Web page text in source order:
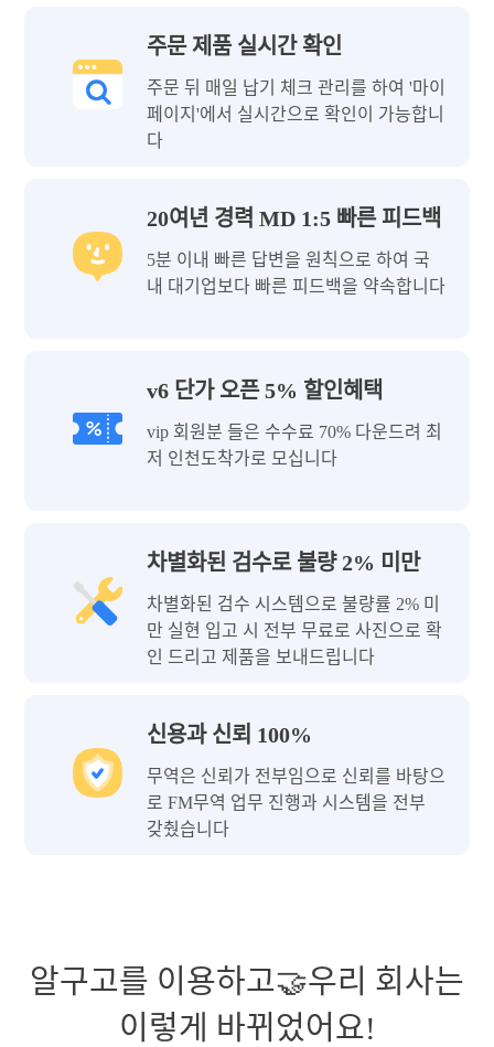
주문 제품 실시간 확인
주문 뒤 매일 납기 체크 관리를 하여 '마이
페이지'에서 실시간으로 확인이 가능합니
다
20여년 경력 MD 1:5 빠른 피드백
5분 이내 빠른 답변을 원칙으로 하여 국
내 대기업보다 빠른 피드백을 약속합니다
v6 단가 오픈 5% 할인혜택
vip 회원분 들은 수수료 70% 다운드려 최
저 인천도착가로 모십니다
차별화된 검수로 불량 2% 미만
차별화된 검수 시스템으로 불량률 2% 미
만 실현 입고 시 전부 무료로 사진으로 확
인 드리고 제품을 보내드립니다
신용과 신뢰 100%
무역은 신뢰가 전부임으로 신뢰를 바탕으
로 FM무역 업무 진행과 시스템을 전부
갖췄습니다
알구고를 이용하고🤝우리 회사는
이렇게 바뀌었어요!